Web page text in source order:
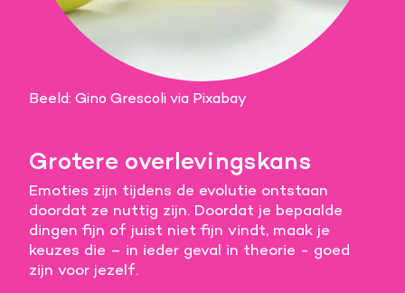
Beeld: Gino Grescoli via Pixabay
Grotere overlevingskans
Emoties zijn tijdens de evolutie ontstaan
doordat ze nuttig zijn. Doordat je bepaalde
dingen fijn of juist niet fijn vindt, maak je
keuzes die – in ieder geval in theorie - goed
zijn voor jezelf.